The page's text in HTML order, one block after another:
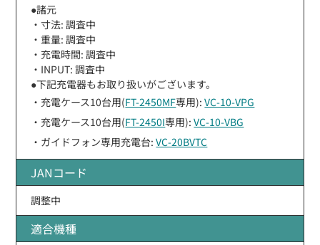
●諸元
・寸法: 調査中
・重量: 調査中
・充電時間: 調査中
・INPUT: 調査中
●下記充電器もお取り扱いがございます。
・充電ケース10台用(FT-2450MF専用):VC-10-VPG
・充電ケース10台用(FT-2450I専用):VC-10-VBG
・ガイドフォン専用充電台:VC-20BVTC
JANコード
調整中
適合機種